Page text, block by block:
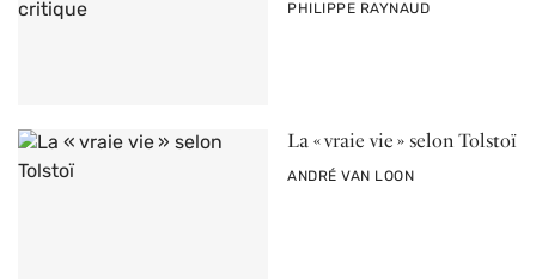
PAR
PHILIPPE RAYNAUD
La « vraie vie » selon Tolstoï
PAR
ANDRÉ VAN LOON